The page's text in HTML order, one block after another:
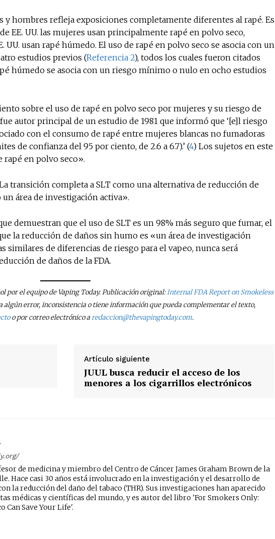
y hombres refleja exposiciones completamente diferentes al rapé. Es
EE. UU. las mujeres usan principalmente rapé en polvo seco,
usan rapé húmedo. El uso de rapé en polvo seco se asocia con un
estudios previos (Referencia 2), todos los cuales fueron citados
húmedo se asocia con un riesgo mínimo o nulo en ocho estudios
sobre el uso de rapé en polvo seco por mujeres y su riesgo de
autor principal de un estudio de 1981 que informó que ‘[e]l riesgo
con el consumo de rapé entre mujeres blancas no fumadoras
de confianza del 95 por ciento, de 2.6 a 6.7).’ (4) Los sujetos en este
rapé en polvo seco».
transición completa a SLT como una alternativa de reducción de
área de investigación activa».
demuestran que el uso de SLT es un 98% más seguro que fumar, el
la reducción de daños sin humo es «un área de investigación
similares de diferencias de riesgo para el vapeo, nunca será
de daños de la FDA.
por el equipo de Vaping Today. Publicación original:Internal FDA Report on Smokeless
algún error, inconsistencia o tiene información que pueda complementar el texto,
o por correo electrónico aredaccion@thevapingtoday.com.
Artículo siguiente
JUUL busca reducir el acceso de los
menores a los cigarrillos electrónicos
de medicina y miembro del Centro de Cáncer James Graham Brown de la
Hace casi 30 años está involucrado en la investigación y el desarrollo de
la reducción del daño del tabaco (THR). Sus investigaciones han aparecido
médicas y científicas del mundo, y es autor del libro 'For Smokers Only:
Can Save Your Life'.